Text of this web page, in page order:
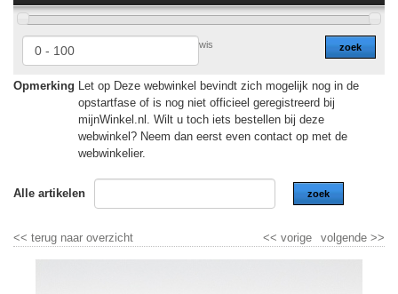
▼
▼
zoek
wis
Opmerking Let op Deze webwinkel bevindt zich mogelijk nog in de
opstartfase of is nog niet officieel geregistreerd bij
mijnWinkel.nl. Wilt u toch iets bestellen bij deze
webwinkel? Neem dan eerst even contact op met de
webwinkelier.
Alle artikelen zoek
<< terug naar overzicht volgende >>
<< vorige